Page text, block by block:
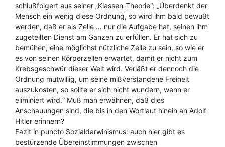
schlußfolgert aus seiner „Klassen-Theorie“: „Überdenkt der
Mensch ein wenig diese Ordnung, so wird ihm bald bewußt
werden, daß er als Zelle … nur die Aufgabe hat, seinen ihm
zugeteilten Dienst am Ganzen zu erfüllen. Er hat sich zu
bemühen, eine möglichst nützliche Zelle zu sein, so wie er
es von seinen Körperzellen erwartet, damit er nicht zum
Krebsgeschwür dieser Welt wird. Verläßt er dennoch die
Ordnung mutwillig, um seine mißverstandene Freiheit
auszukosten, so sollte er sich nicht wundern, wenn er
eliminiert wird.“ Muß man erwähnen, daß dies
Anschauungen sind, die bis in den Wortlaut hinein an Adolf
Hitler erinnern?
Fazit in puncto Sozialdarwinismus: auch hier gibt es
bestürzende Übereinstimmungen zwischen